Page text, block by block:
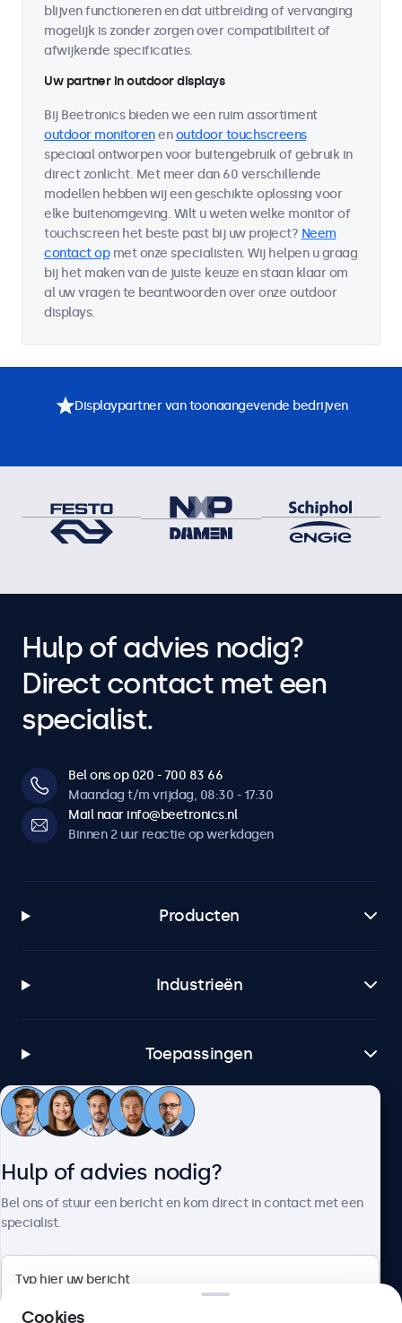
blijven functioneren en dat uitbreiding of vervanging
mogelijk is zonder zorgen over compatibiliteit of
afwijkende specificaties.
Uw partner in outdoor displays
Bij Beetronics bieden we een ruim assortiment
outdoor monitorenenoutdoor touchscreens
speciaal ontworpen voor buitengebruik of gebruik in
direct zonlicht. Met meer dan 60 verschillende
modellen hebben wij een geschikte oplossing voor
elke buitenomgeving. Wilt u weten welke monitor of
touchscreen het beste past bij uw project? Neem
contact opmet onze specialisten. Wij helpen u graag
bij het maken van de juiste keuze en staan klaar om
al uw vragen te beantwoorden over onze outdoor
displays.
Displaypartner van toonaangevende bedrijven
Hulp of advies nodig?
Direct contact met een
specialist.
Bel ons op 020 - 700 83 66
Maandag t/m vrijdag, 08:30 - 17:30
Mail naar info@beetronics.nl
Binnen 2 uur reactie op werkdagen
Producten
Industrieën
Toepassingen
Klantenservice
Hulp of advies nodig?
Bel ons of stuur een bericht en kom direct in contact met een
specialist.
Cookies